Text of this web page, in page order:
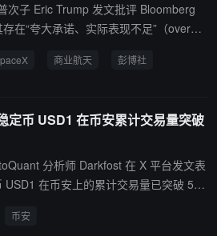
次子 Eric Trump 发文批评 Bloomberg
在“夸大承诺、实际表现不足”（overpro
年向轨道发射的有效载荷质量占全球总
9 火箭在 2025 年完成约 165 次成
可重复使用助推器已实现超过 30 次飞
得了重大突破，并批评部分媒体报道未
市场份额、全球发射占比及未来发展前
商业航天 彭博社
定币 USD1 在币安累计交易量突破
分析师 Darkfost 在 X 平台发文表
在币安上的累计交易量已突破 500
于 2025 年 3 月推出，该项目由
币安